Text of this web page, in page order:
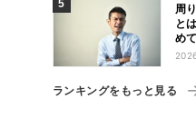
周
と
め
ランキングをもっと見る